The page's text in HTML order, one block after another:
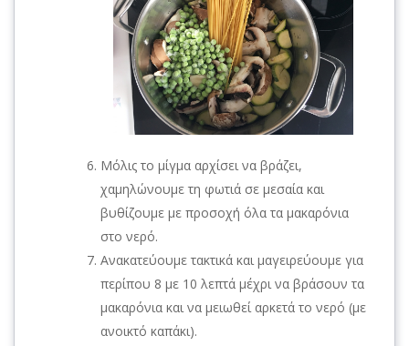
Μόλις το μίγμα αρχίσει να βράζει,
χαμηλώνουμε τη φωτιά σε μεσαία και
βυθίζουμε με προσοχή όλα τα μακαρόνια
στο νερό.
Ανακατεύουμε τακτικά και μαγειρεύουμε για
περίπου 8 με 10 λεπτά μέχρι να βράσουν τα
μακαρόνια και να μειωθεί αρκετά το νερό (με
ανοικτό καπάκι).